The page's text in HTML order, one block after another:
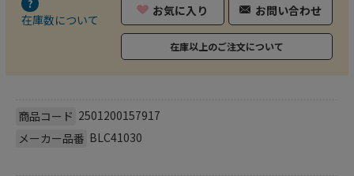
在庫数について
お気に入り お問い合わせ
在庫以上のご注文について
商品コード 2501200157917
メーカー品番 BLC41030